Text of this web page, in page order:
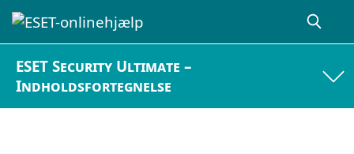
ESET Security Ultimate –
Indholdsfortegnelse